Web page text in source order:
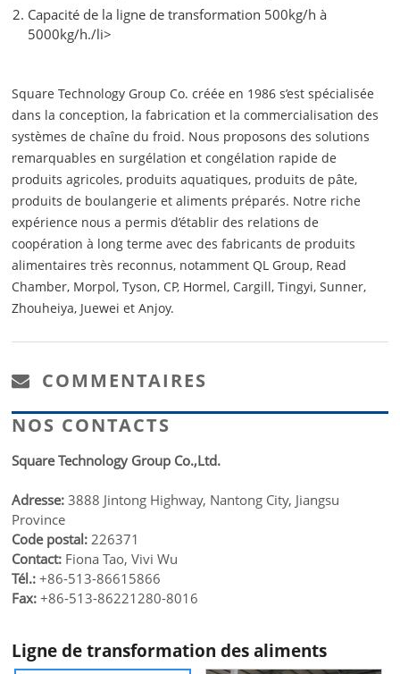
Capacité de la ligne de transformation 500kg/h à
5000kg/h./li>
Square Technology Group Co. créée en 1986 s’est spécialisée
dans la conception, la fabrication et la commercialisation des
systèmes de chaîne du froid. Nous proposons des solutions
remarquables en surgélation et congélation rapide de
produits agricoles, produits aquatiques, produits de pâte,
produits de boulangerie et aliments préparés. Notre riche
expérience nous a permis d’établir des relations de
coopération à long terme avec des fabricants de produits
alimentaires très reconnus, notamment QL Group, Read
Chamber, Morpol, Tyson, CP, Hormel, Cargill, Tingyi, Sunner,
Zhouheiya, Juewei et Anjoy.
COMMENTAIRES
NOS CONTACTS
Square Technology Group Co.,Ltd.
Adresse:3888 Jintong Highway, Nantong City, Jiangsu
Province
Code postal: 226371
Contact: Fiona Tao, Vivi Wu
Tél.: +86-513-86615866
Fax:+86-513-86221280-8016
Ligne de transformation des aliments